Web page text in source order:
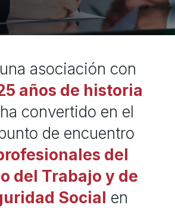
asociación con
años de historia
convertido en el
de encuentro
del
del Trabajo y de
Social en